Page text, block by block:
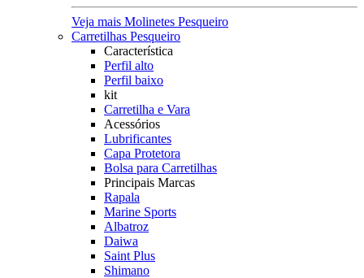
Veja mais Molinetes Pesqueiro
Carretilhas Pesqueiro
Característica
Perfil alto
Perfil baixo
kit
Carretilha e Vara
Acessórios
Lubrificantes
Capa Protetora
Bolsa para Carretilhas
Principais Marcas
Rapala
Marine Sports
Albatroz
Daiwa
Saint Plus
Shimano